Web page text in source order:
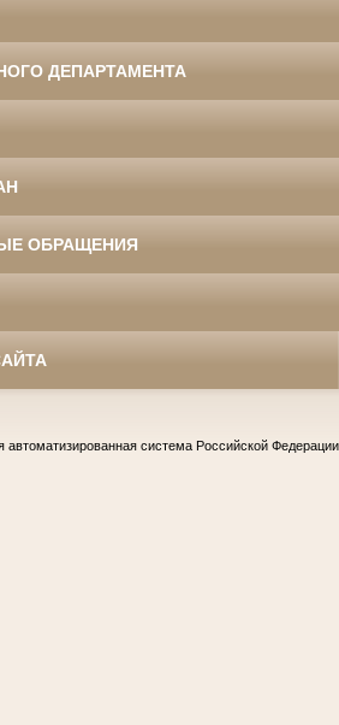
ДЕПАРТАМЕНТА
ОБРАЩЕНИЯ
автоматизированная система Российской